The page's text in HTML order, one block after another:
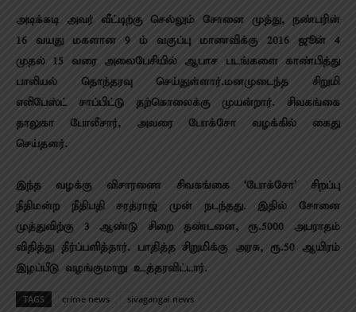
அடிக்கடி அவர் வீட்டிற்கு செல்லும் சோனை முத்து, நண்பரின்
16 வயது மகளான 9 ம் வகுப்பு மாணவிக்கு 2016 ஜூன் 4
முதல் 15 வரை அலைபேசியில் ஆபாச படங்களை காண்பித்து
பாலியல் தொந்தரவு செய்துள்ளார்.மனமுடைந்த சிறுமி
எலிபேஸ்ட் சாப்பிட்டு தற்கொலைக்கு முயன்றார். சிவகங்கை
தாலுகா போலீசார், அவரை போக்சோ வழக்கில் கைது
செய்தனர்.
இந்த வழக்கு விசாரணை சிவகங்கை ‘போக்சோ’ சிறப்பு
நீதிமன்ற நீதிபதி சரத்ராஜ் முன் நடந்தது. இதில் சோனை
முத்துவிற்கு 3 ஆண்டு சிறை தண்டனை, ரூ.5000 அபராதம்
விதித்து தீர்ப்பளித்தார். பாதித்த சிறுமிக்கு அரசு, ரூ.50 ஆயிரம்
இழப்பீடு வழங்குமாறு உத்தரவிட்டார்.
TAGS crime news sivagangai news